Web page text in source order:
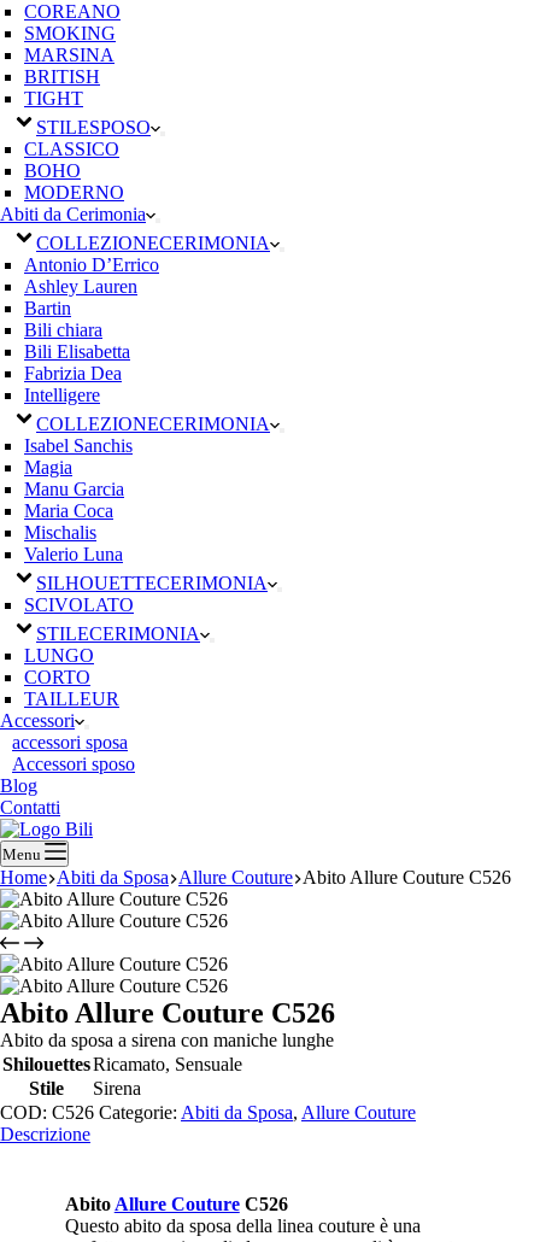
COREANO
SMOKING
MARSINA
BRITISH
TIGHT
STILESPOSO
CLASSICO
BOHO
MODERNO
Abiti da Cerimonia
COLLEZIONECERIMONIA
Antonio D’Errico
Ashley Lauren
Bartin
Bili chiara
Bili Elisabetta
Fabrizia Dea
Intelligere
COLLEZIONECERIMONIA
Isabel Sanchis
Magia
Manu Garcia
Maria Coca
Mischalis
Valerio Luna
SILHOUETTECERIMONIA
SCIVOLATO
STILECERIMONIA
LUNGO
CORTO
TAILLEUR
Accessori
accessori sposa
Accessori sposo
Blog
Contatti
Menu
Home Abiti da Sposa Allure Couture Abito Allure Couture C526
Abito Allure Couture C526
Abito da sposa a sirena con maniche lunghe
ShilouettesRicamato, Sensuale
Stile
Sirena
COD: C526 Categorie: Abiti da Sposa, Allure Couture
Descrizione
Abito Allure CoutureC526
Questo abito da sposa della linea couture è una